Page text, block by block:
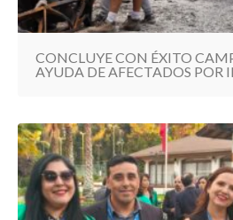
CONCLUYE CON ÉXITO
AYUDA DE AFECTADOS POR